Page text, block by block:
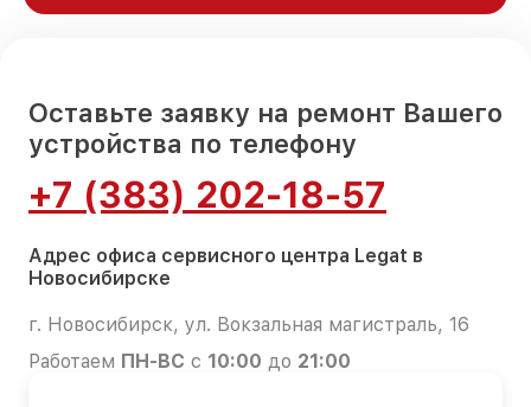
Оставьте заявку на ремонт Вашего
устройства по телефону
+7 (383) 202-18-57
Адрес офиса сервисного центра Legat в
Новосибирске
г. Новосибирск, ул. Вокзальная магистраль, 16
Работаем ПН-ВС с 10:00 до 21:00